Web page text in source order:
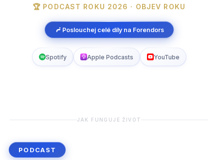
🏆 PODCAST ROKU 2026 · OBJEV ROKU
Poslouchej celé díly na Forendors
Spotify Apple Podcasts YouTube
JAK FUNGUJE ŽIVOT
PODCAST